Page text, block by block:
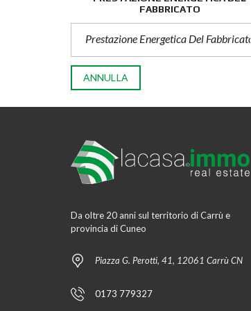
FABBRICATO
Prestazione Energetica Del Fabbricato
ANNULLA
Da oltre 20 anni sul territorio di Carrù e
provincia di Cuneo
Piazza G. Perotti, 41, 12061 Carrù CN
0173 779327